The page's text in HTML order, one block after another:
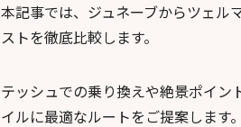
本記事では、ジュネーブからツェル
ストを徹底比較します。
テッシュでの乗り換えや絶景ポイン
イルに最適なルートをご提案します。